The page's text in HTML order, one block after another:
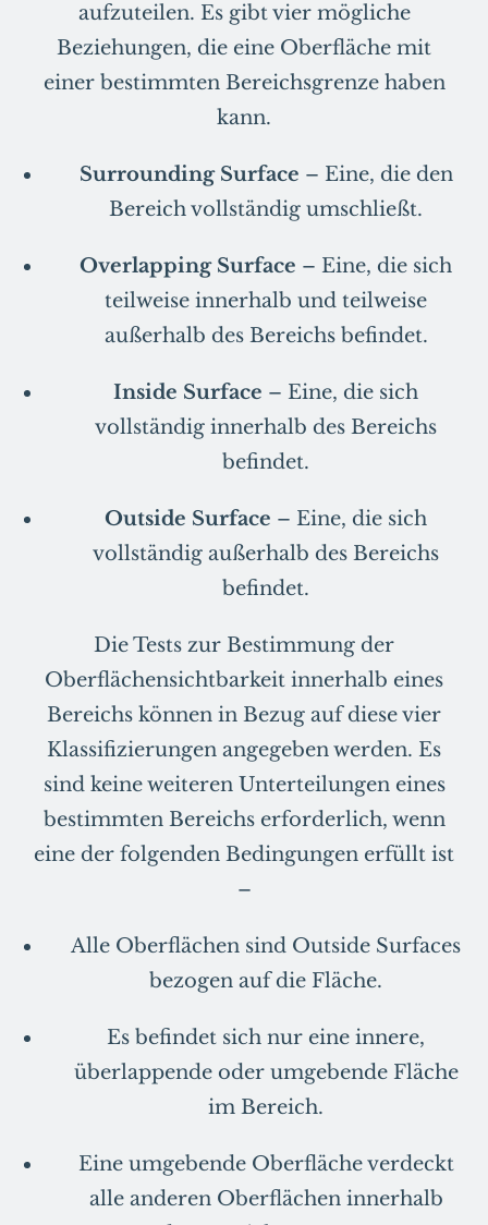
aufzuteilen. Es gibt vier mögliche
Beziehungen, die eine Oberfläche mit
einer bestimmten Bereichsgrenze haben
kann.
Surrounding Surface – Eine, die den
Bereich vollständig umschließt.
Overlapping Surface – Eine, die sich
teilweise innerhalb und teilweise
außerhalb des Bereichs befindet.
Inside Surface – Eine, die sich
vollständig innerhalb des Bereichs
befindet.
Outside Surface – Eine, die sich
vollständig außerhalb des Bereichs
befindet.
Die Tests zur Bestimmung der
Oberflächensichtbarkeit innerhalb eines
Bereichs können in Bezug auf diese vier
Klassifizierungen angegeben werden. Es
sind keine weiteren Unterteilungen eines
bestimmten Bereichs erforderlich, wenn
eine der folgenden Bedingungen erfüllt ist
–
Alle Oberflächen sind Outside Surfaces
bezogen auf die Fläche.
Es befindet sich nur eine innere,
überlappende oder umgebende Fläche
im Bereich.
Eine umgebende Oberfläche verdeckt
alle anderen Oberflächen innerhalb